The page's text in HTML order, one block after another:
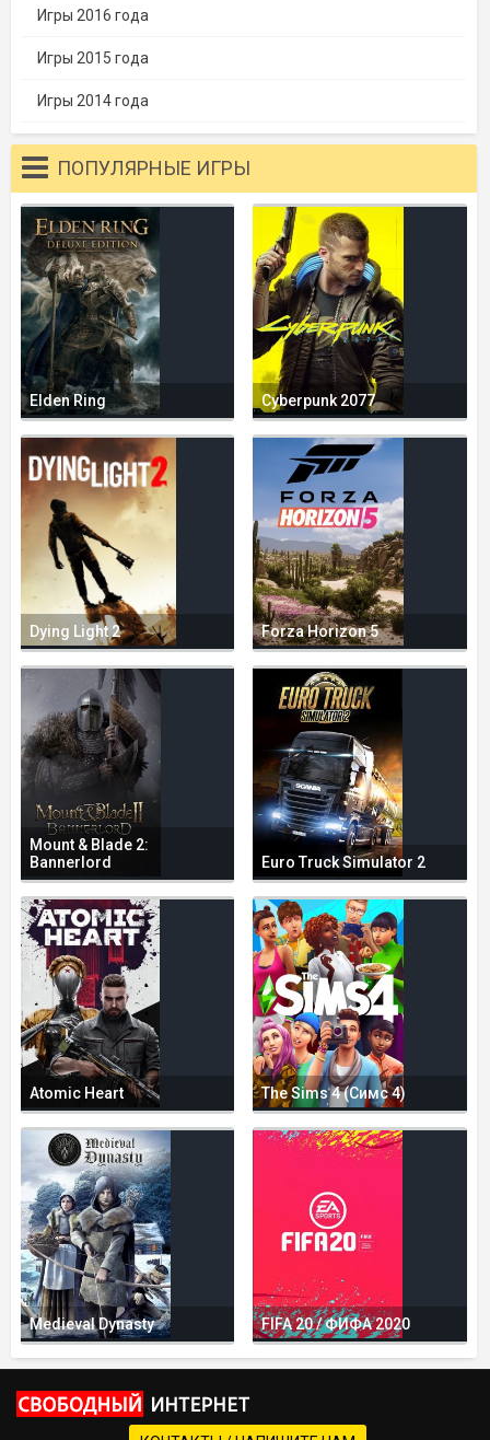
Игры 2016 года
Игры 2015 года
Игры 2014 года
ПОПУЛЯРНЫЕ ИГРЫ
Elden Ring Cyberpunk 2077
Dying Light 2 Forza Horizon 5
Mount & Blade 2:
Bannerlord
Euro Truck Simulator 2
Atomic Heart The Sims 4 (Симс 4)
Medieval Dynasty FIFA 20 / ФИФА 2020